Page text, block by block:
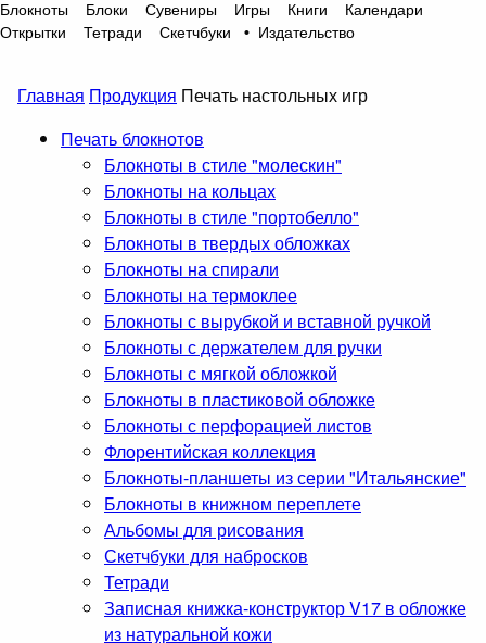
Блокноты Блоки Сувениры Игры Книги
Календари
Открытки
Тетради Скетчбуки • Издательство
Главная Продукция Печать настольных игр
Печать блокнотов
Блокноты в стиле "молескин"
Блокноты на кольцах
Блокноты в стиле "портобелло"
Блокноты в твердых обложках
Блокноты на спирали
Блокноты на термоклее
Блокноты с вырубкой и вставной ручкой
Блокноты с держателем для ручки
Блокноты с мягкой обложкой
Блокноты в пластиковой обложке
Блокноты с перфорацией листов
Флорентийская коллекция
Блокноты-планшеты из серии "Итальянские"
Блокноты в книжном переплете
Альбомы для рисования
Скетчбуки для набросков
Тетради
Записная книжка-конструктор V17 в обложке
из натуральной кожи